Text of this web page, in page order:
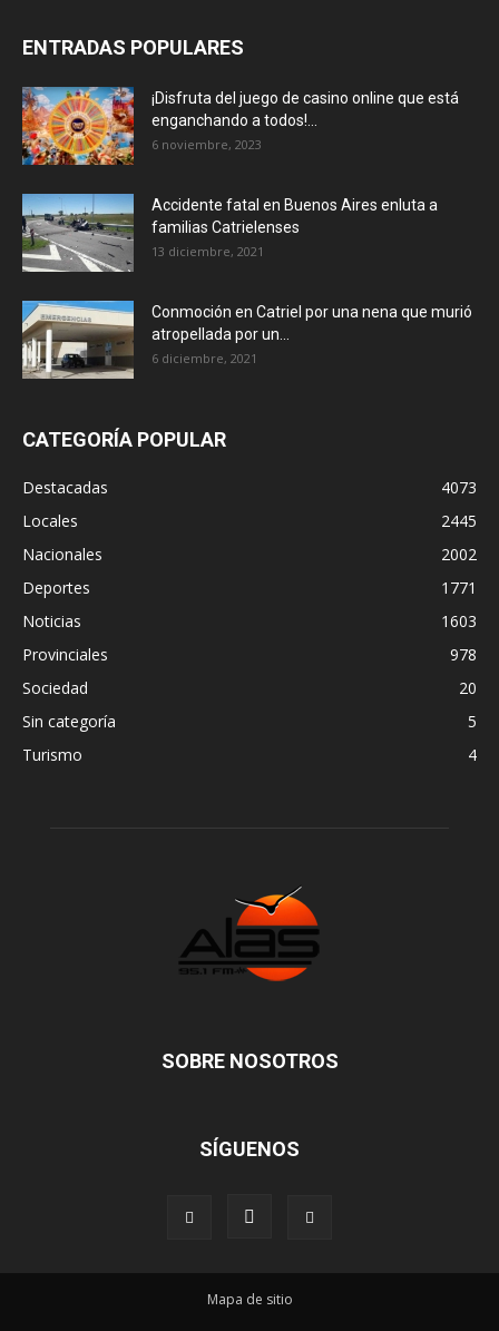
ENTRADAS POPULARES
¡Disfruta del juego de casino online que está
enganchando a todos!...
6 noviembre, 2023
Accidente fatal en Buenos Aires enluta a
familias Catrielenses
13 diciembre, 2021
Conmoción en Catriel por una nena que murió
atropellada por un...
6 diciembre, 2021
CATEGORÍA POPULAR
Destacadas
4073
Locales
2445
Nacionales
2002
Deportes
1771
Noticias
1603
Provinciales
978
Sociedad
20
Sin categoría
5
Turismo
4
SOBRE NOSOTROS
SÍGUENOS
Mapa de sitio